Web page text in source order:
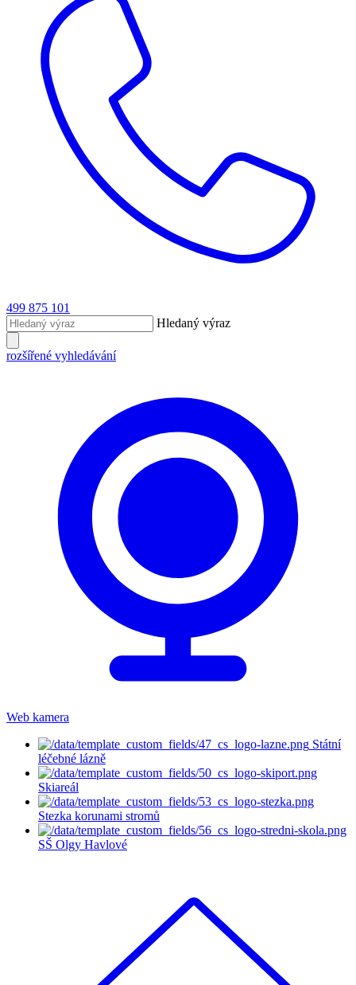
499 875 101
Hledaný výraz
rozšířené vyhledávání
Web kamera
Státní
léčebné lázně
Skiareál
Stezka korunami stromů
SŠ Olgy Havlové